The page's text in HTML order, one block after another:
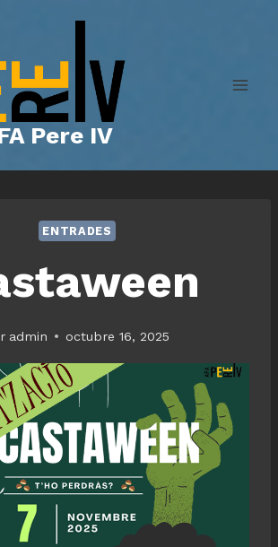
Pere IV
ENTRADES
admin octubre 16, 2025